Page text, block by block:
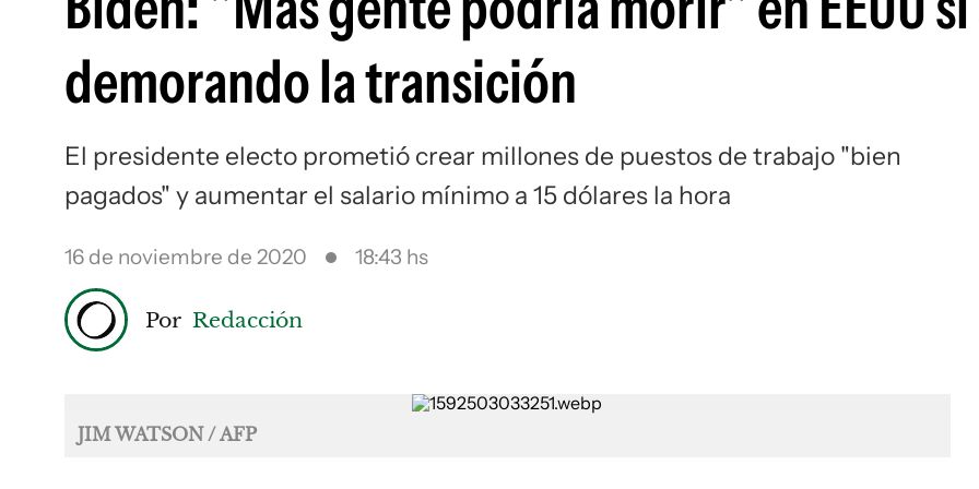
demorando la transición
El presidente electo prometió crear millones de puestos de trabajo "bien
pagados" y aumentar el salario mínimo a 15 dólares la hora
16 de noviembre de 2020 18:43 hs
Por Redacción
JIM WATSON / AFP